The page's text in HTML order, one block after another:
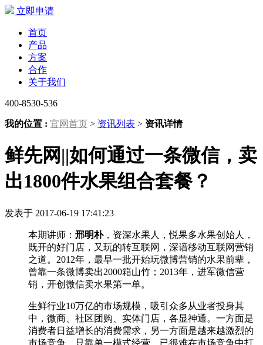
立即申请
首页
产品
方案
合作
关于我们
400-8530-536
我的位置 : 官网首页 > 资讯列表 > 资讯详情
鲜先网||如何通过一条微信，卖
出1800件水果组合套餐？
发表于 2017-06-19 17:41:23
本期讲师： 邢明朴，资深水果人，悦果多水果创始人，
既开的好门店，又玩的转互联网，深谙移动互联网营销
之道。2012年，最早一批开始玩微博营销的水果前辈，
曾靠一条微博卖出2000箱山竹；2013年，进军微信营
销，开创微信卖水果第一单。
生鲜行业10万亿的市场规模，吸引众多从业者投身其
中，微商、社区团购、实体门店，各显神通。一方面是
消费者日益增长的消费需求，另一方面是越来越激烈的
市场竞争，只靠单一模式经营，已很难在市场竞争中打